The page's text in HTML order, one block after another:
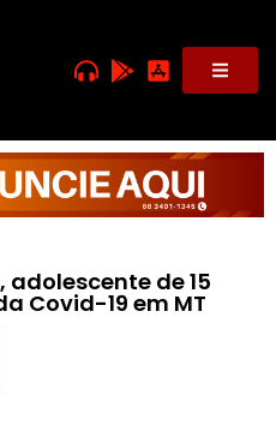
de 15
Covid-19 em MT